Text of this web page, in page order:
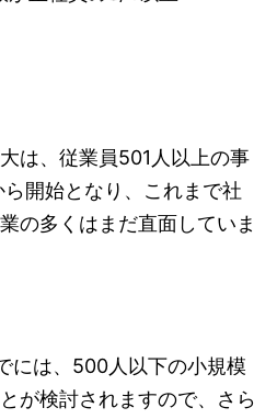
は、従業員501人以上の事
開始となり、これまで社
の多くはまだ直面していま
には、500人以下の小規模
が検討されますので、さら